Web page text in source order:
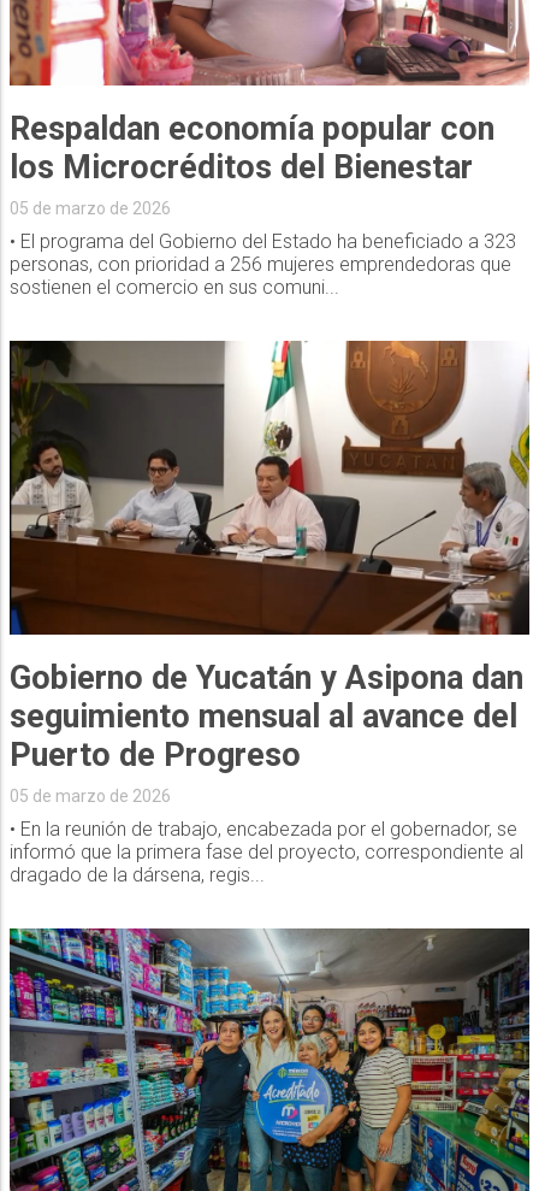
Respaldan economía popular con
los Microcréditos del Bienestar
05 de marzo de 2026
• El programa del Gobierno del Estado ha beneficiado a 323
personas, con prioridad a 256 mujeres emprendedoras que
sostienen el comercio en sus comuni...
Gobierno de Yucatán y Asipona dan
seguimiento mensual al avance del
Puerto de Progreso
05 de marzo de 2026
• En la reunión de trabajo, encabezada por el gobernador, se
informó que la primera fase del proyecto, correspondiente al
dragado de la dársena, regis...